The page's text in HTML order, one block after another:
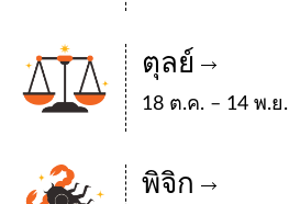
ตุลย์
18 ต.ค. – 14 พ.ย.
พิจิก